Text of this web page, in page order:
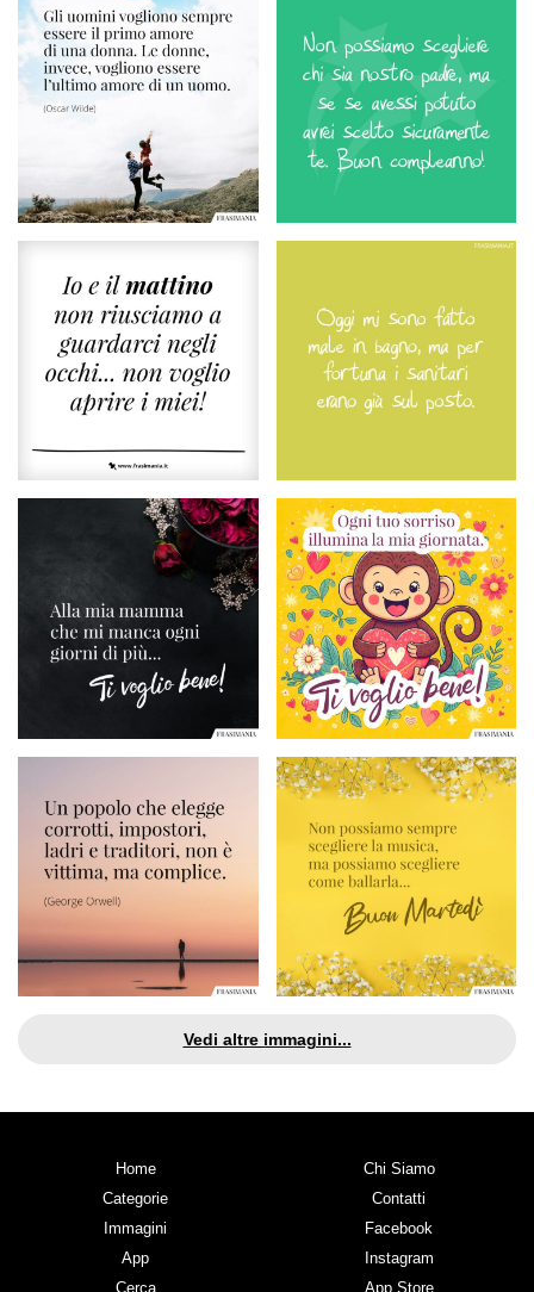
Vedi altre immagini...
Home
Categorie
Immagini
App
Cerca
Chi Siamo
Contatti
Facebook
Instagram
App Store